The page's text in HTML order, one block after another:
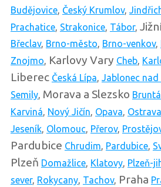
Budějovice, Český Krumlov,
Prachatice, Strakonice, Tábor,
Břeclav, Brno-město, Brno-venkov,
Znojmo, Karlovy Vary Cheb,
Liberec Česká Lípa, Jablonec nad
Semily, Morava a Slezsko
Karviná, Nový Jičín, Opava,
Jeseník, Olomouc, Přerov,
Pardubice Chrudim, Pardubice,
Plzeň Domažlice, Klatovy, Plzeň-
sever, Rokycany, Tachov, Praha